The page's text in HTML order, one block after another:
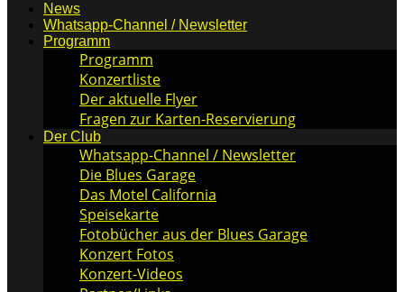
News
Whatsapp-Channel / Newsletter
Programm
Programm
Konzertliste
Der aktuelle Flyer
Fragen zur Karten-Reservierung
Der Club
Whatsapp-Channel / Newsletter
Die Blues Garage
Das Motel California
Speisekarte
Fotobücher aus der Blues Garage
Konzert Fotos
Konzert-Videos